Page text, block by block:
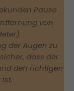
Pause
von
der Augen zu
dass der
den richtigen